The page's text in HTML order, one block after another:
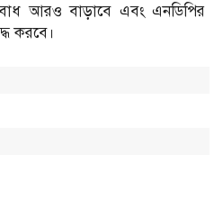
আরও বাড়াবে এবং এনডিপির
করবে।